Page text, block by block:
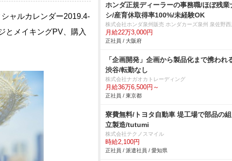
ャルカレンダー2019.4-
とメイキングPV、購入
ホンダ正規ディーラーの事務職/ほぼ残業
シ/産育休取得率100%/未経験OK
株式会社ホンダ泉州販売 ホンダカーズ泉州 泉佐野西
月給22万3,000円
正社員 / 大阪府
「企画開発」企画から製品化まで携われ
渋谷/転勤なし
株式会社ナガオカトレーディング
月給36万6,500円～
正社員 / 東京都
寮費無料/トヨタ自動車 堤工場で部品の組
立製造/tutumi
株式会社テクノスマイル
時給2,100円
正社員 / 派遣社員 / 愛知県